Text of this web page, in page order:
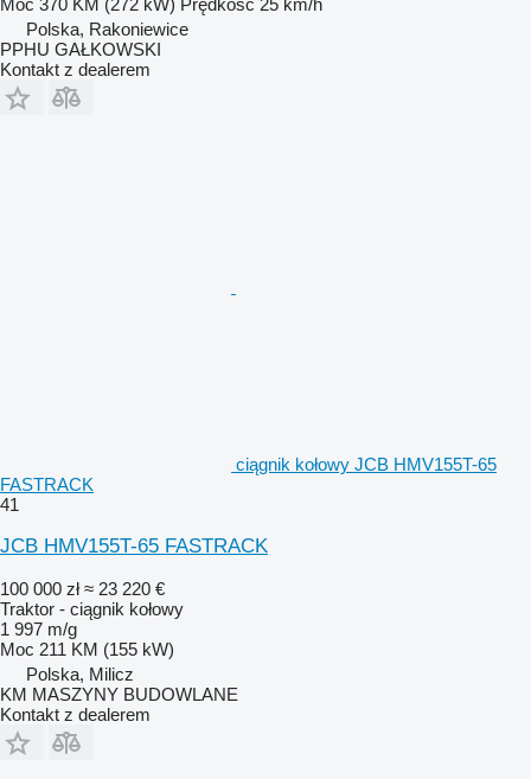
Moc 370 KM (272 kW) Prędkość 25 km/h
Polska, Rakoniewice
PPHU GAŁKOWSKI
Kontakt z dealerem
ciągnik kołowy JCB HMV155T-65
FASTRACK
41
JCB HMV155T-65 FASTRACK
100 000 zł ≈ 23 220 €
Traktor - ciągnik kołowy
1 997 m/g
Moc 211 KM (155 kW)
Polska, Milicz
KM MASZYNY BUDOWLANE
Kontakt z dealerem